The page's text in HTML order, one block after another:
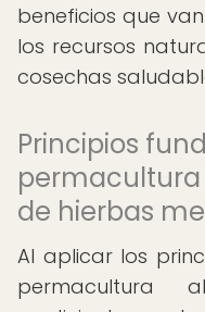
beneficios que
los recursos
cosechas
Principios
de hierbas
Al aplicar los
permacultura